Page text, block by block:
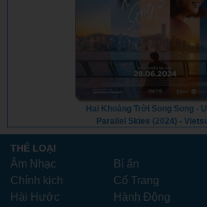
Hai Khoảng Trời Song Song -
Parallel Skies (2024) -
THỂ LOẠI
Âm Nhạc Bí ẩn
Chính kịch
Cổ Trang
Hài Hước
Hành Động